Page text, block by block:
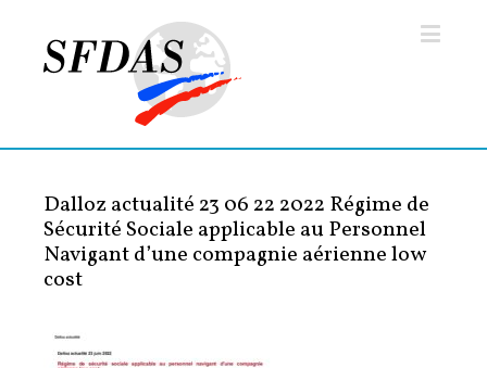
Dalloz actualité 23 06 22 2022 Régime de
Sécurité Sociale applicable au Personnel
Navigant d’une compagnie aérienne low
cost